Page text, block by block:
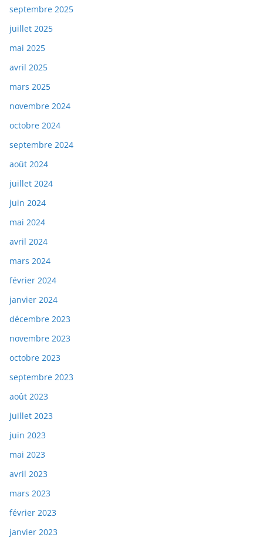
septembre 2025
juillet 2025
mai 2025
avril 2025
mars 2025
novembre 2024
octobre 2024
septembre 2024
août 2024
juillet 2024
juin 2024
mai 2024
avril 2024
mars 2024
février 2024
janvier 2024
décembre 2023
novembre 2023
octobre 2023
septembre 2023
août 2023
juillet 2023
juin 2023
mai 2023
avril 2023
mars 2023
février 2023
janvier 2023